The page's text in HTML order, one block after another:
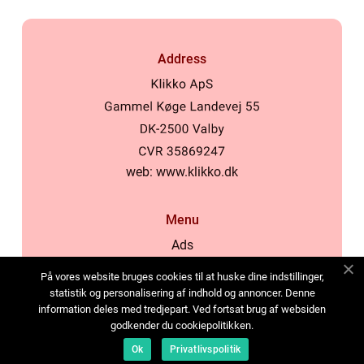
Address
web: www.klikko.dk
Menu
Ads
Cookies
Contact
Sitemap
På vores website bruges cookies til at huske dine indstillinger,
statistik og personalisering af indhold og annoncer. Denne
information deles med tredjepart. Ved fortsat brug af websiden
godkender du cookiepolitikken.
Ok Privatlivspolitik